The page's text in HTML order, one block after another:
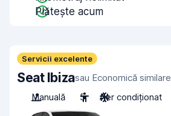
Plătește acum
Servicii excelente
Seat Ibizasau Economică similare
Manuală
5 Aer condiționat